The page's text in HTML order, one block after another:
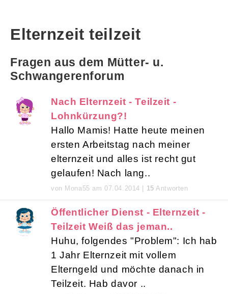
Elternzeit teilzeit
Fragen aus dem Mütter- u.
Schwangerenforum
Nach Elternzeit - Teilzeit -
Lohnkürzung?!
Hallo Mamis! Hatte heute meinen
ersten Arbeitstag nach meiner
elternzeit und alles ist recht gut
gelaufen! Nach lang..
von Mona55 am 07.04.2014 | 15 Antworten
Öffentlicher Dienst - Elternzeit -
Teilzeit Weiß das jeman..
Huhu, folgendes "Problem": Ich hab
1 Jahr Elternzeit mit vollem
Elterngeld und möchte danach in
Teilzeit. Hab davor ..